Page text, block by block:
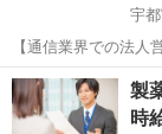
宇
【通信業界での法人営業】 モバイルやインフラ等の法人
ただきます。 栃木県
問、関連する事務処理等をお願い
です。飛び込み営業
栃木 宇都宮市
製
時